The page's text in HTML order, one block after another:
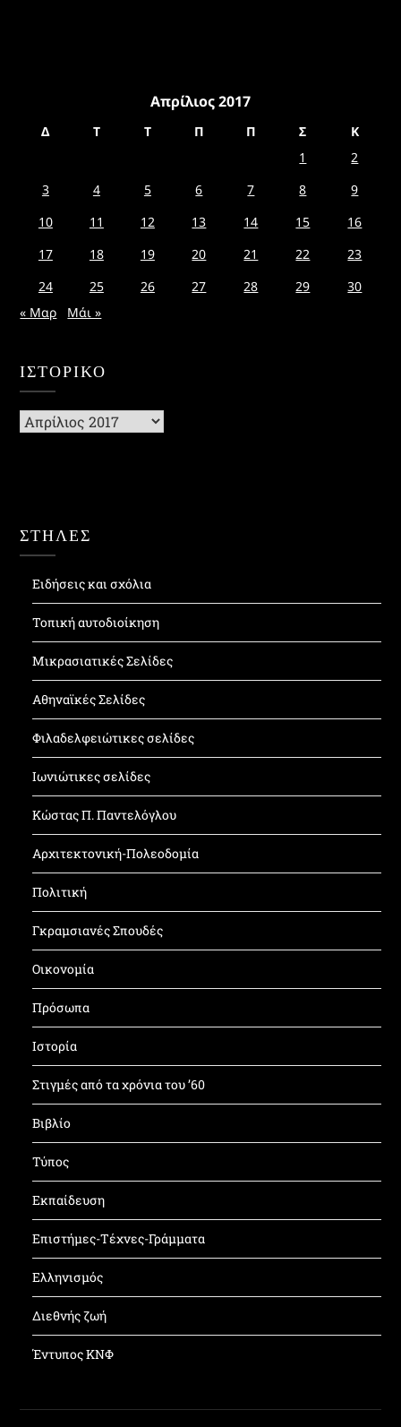
Απρίλιος 2017
Δ Τ Τ Π Π Σ
Κ
1
2
3
4 5 6 7 8
9
10
11 12 13 14 15
16
17
18 19 20 21 22
23
24
25 26 27 28 29
30
« Μαρ
Μάι »
ΙΣΤΟΡΙΚΌ
Ιστορικό
ΣΤΗΛΕΣ
Ειδήσεις και σχόλια
Τοπική αυτοδιοίκηση
Μικρασιατικές Σελίδες
Αθηναϊκές Σελίδες
Φιλαδελφειώτικες σελίδες
Ιωνιώτικες σελίδες
Κώστας Π. Παντελόγλου
Αρχιτεκτονική-Πολεοδομία
Πολιτική
Γκραμσιανές Σπουδές
Οικονομία
Πρόσωπα
Ιστορία
Στιγμές από τα χρόνια του ’60
Βιβλίο
Τύπος
Εκπαίδευση
Επιστήμες-Τέχνες-Γράμματα
Ελληνισμός
Διεθνής ζωή
Έντυπος ΚΝΦ